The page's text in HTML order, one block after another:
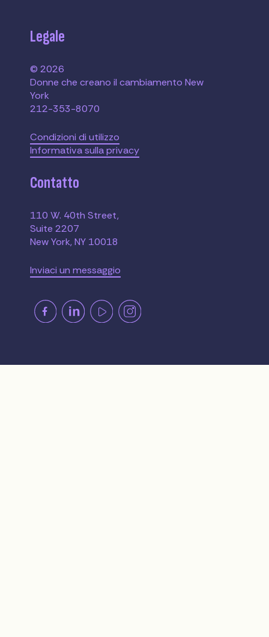
Legale
© 2026
Donne che creano il cambiamento New
York
212-353-8070
Condizioni di utilizzo
Informativa sulla privacy
Contatto
110 W. 40th Street,
Suite 2207
New York, NY 10018
Inviaci un messaggio